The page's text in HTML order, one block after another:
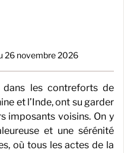
26 novembre 2026
les contreforts de
et l’Inde, ont su garder
imposants voisins. On y
et une sérénité
où tous les actes de la